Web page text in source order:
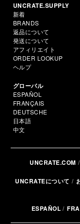
UNCRATE.SUPPLY
新着
BRANDS
返品について
発送について
アフィリエイト
ORDER LOOKUP
ヘルプ
グローバル
ESPAÑOL
FRANÇAIS
DEUTSCHE
日本語
中文
UNCRATE.COM
UNCRATEについて
ESPAÑOL